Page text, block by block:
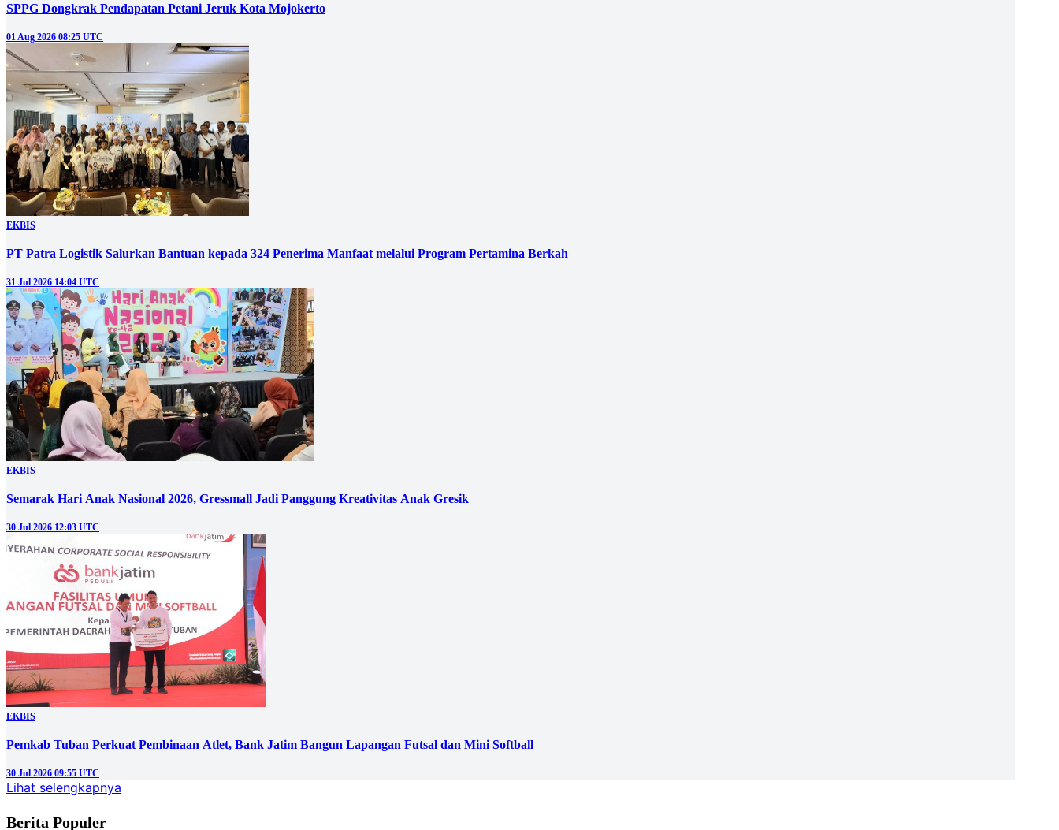
SPPG Dongkrak Pendapatan Petani Jeruk Kota Mojokerto
01 Aug 2026 08:25 UTC
EKBIS
PT Patra Logistik Salurkan Bantuan kepada 324 Penerima Manfaat melalui Program Pertamina Berkah
31 Jul 2026 14:04 UTC
EKBIS
Semarak Hari Anak Nasional 2026, Gressmall Jadi Panggung Kreativitas Anak Gresik
30 Jul 2026 12:03 UTC
EKBIS
Pemkab Tuban Perkuat Pembinaan Atlet, Bank Jatim Bangun Lapangan Futsal dan Mini Softball
30 Jul 2026 09:55 UTC
Lihat selengkapnya
Berita Populer